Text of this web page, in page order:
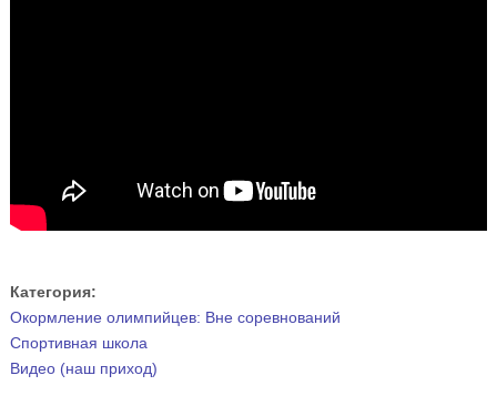
Категория:
Окормление олимпийцев: Вне соревнований
Спортивная школа
Видео (наш приход)